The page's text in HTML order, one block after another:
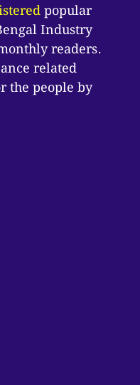
popular
Industry
readers.
related
the people by